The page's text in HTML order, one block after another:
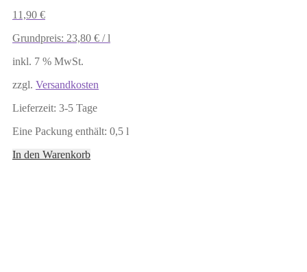
11,90 €
Grundpreis: 23,80 € /l
inkl. 7 % MwSt.
zzgl. Versandkosten
Lieferzeit: 3-5 Tage
Eine Packung enthält: 0,5 l
In den Warenkorb